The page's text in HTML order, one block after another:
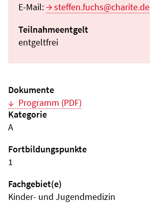
E-Mail:
steffen.fuchs@charite.de
Teilnahmeentgelt
entgeltfrei
Dokumente
Programm (PDF)
Kategorie
A
Fortbildungspunkte
1
Fachgebiet(e)
Kinder- und Jugendmedizin